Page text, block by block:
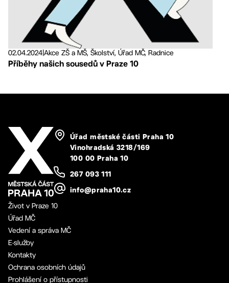
02.04.2024Akce ZŠ a MŠ, Školství, Úřad MČ, Radnice
Příběhy našich sousedů v Praze 10
Úřad městské části Praha 10
Vinohradská 3218/169
100 00 Praha 10
267 093 111
info@praha10.cz
Život v Praze 10
Úřad MČ
Vedení a správa MČ
E-služby
Kontakty
Ochrana osobních údajů
Prohlášení o přístupnosti